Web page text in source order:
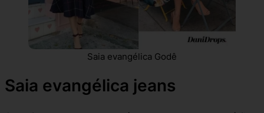
Saia evangélica Godê
Saia evangélica jeans